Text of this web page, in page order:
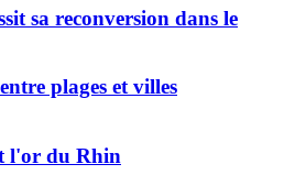
sa reconversion dans le
plages et villes
l'or du Rhin